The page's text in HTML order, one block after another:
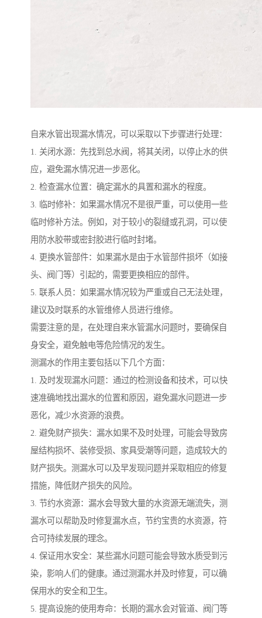
自来水管出现漏水情况，可以采取以下步骤进行处理：
1. 关闭水源：先找到总水阀，将其关闭，以停止水的供
应，避免漏水情况进一步恶化。
2. 检查漏水位置：确定漏水的具置和漏水的程度。
3. 临时修补：如果漏水情况不是很严重，可以使用一些
临时修补方法。例如，对于较小的裂缝或孔洞，可以使
用防水胶带或密封胶进行临时封堵。
4. 更换水管部件：如果漏水是由于水管部件损坏（如接
头、阀门等）引起的，需要更换相应的部件。
5. 联系人员：如果漏水情况较为严重或自己无法处理，
建议及时联系的水管维修人员进行维修。
需要注意的是，在处理自来水管漏水问题时，要确保自
身安全，避免触电等危险情况的发生。
测漏水的作用主要包括以下几个方面：
1. 及时发现漏水问题：通过的检测设备和技术，可以快
速准确地找出漏水的位置和原因，避免漏水问题进一步
恶化，减少水资源的浪费。
2. 避免财产损失：漏水如果不及时处理，可能会导致房
屋结构损坏、装修受损、家具受潮等问题，造成较大的
财产损失。测漏水可以及早发现问题并采取相应的修复
措施，降低财产损失的风险。
3. 节约水资源：漏水会导致大量的水资源无端流失，测
漏水可以帮助及时修复漏水点，节约宝贵的水资源，符
合可持续发展的理念。
4. 保证用水安全：某些漏水问题可能会导致水质受到污
染，影响人们的健康。通过测漏水并及时修复，可以确
保用水的安全和卫生。
5. 提高设施的使用寿命：长期的漏水会对管道、阀门等